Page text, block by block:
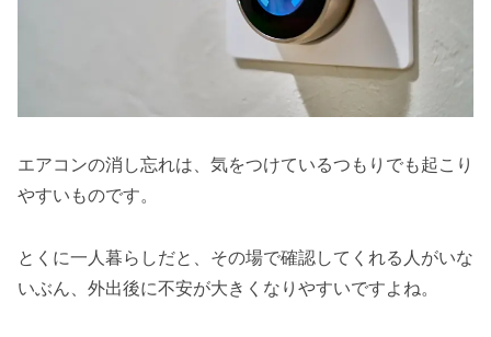
エアコンの消し忘れは、気をつけているつもりでも起こり
やすいものです。
とくに一人暮らしだと、その場で確認してくれる人がいな
いぶん、外出後に不安が大きくなりやすいですよね。